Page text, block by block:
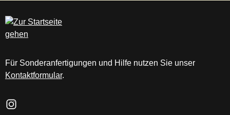
Für Sonderanfertigungen und Hilfe nutzen Sie unser
Kontaktformular.
Schau auf Instagram vorbei – öffnet in neuem Tab (externer